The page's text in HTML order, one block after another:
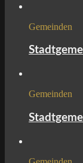
Gemeinden
Gemeinden